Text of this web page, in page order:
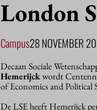
London
Campus28 NOVEMBER
Decaan Sociale
Hemerijckwordt
of Economics and Political
De LSE heeft Hemerijck